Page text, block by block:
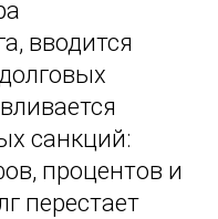
вводится
санкций:
процентов и
перестает